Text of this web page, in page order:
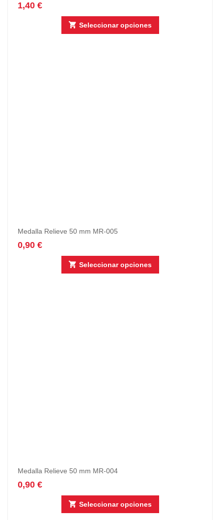
1,40 €
Seleccionar opciones
Medalla Relieve 50 mm MR-005
0,90 €
Seleccionar opciones
Medalla Relieve 50 mm MR-004
0,90 €
Seleccionar opciones